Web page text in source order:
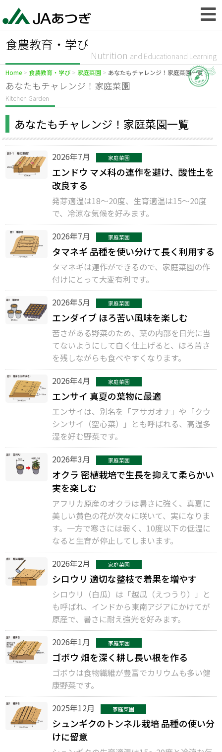
食農教育・学び
Nutrition and Educationand Learning
Home 食農教育・学び 家庭菜園 あなたもチャレンジ！家庭菜園一覧
あなたもチャレンジ！家庭菜園
Kitchen Garden
あなたもチャレンジ！家庭菜園一覧
2026年7月 家庭菜園
エンドウ マメ科の連作を避け、酸性土を
改良する
発芽適温は18～20度、生育適温は15～20度
で、冷涼な気候を好みます。
2026年7月
家庭菜園
タマネギ 品種を使い分けて長く利用する
タマネギは連作ができるので、家庭菜園の作
付けにとって大変有利です。
2026年5月
家庭菜園
エンダイブ ほろ苦い風味を楽しむ
苦さがある野菜のため、葉の内部を日光に当
てないようにして白く仕上げると、ほろ苦さ
を残しながらも食べやすくなります。
2026年4月
家庭菜園
エンサイ 真夏の葉物に最適
エンサイは、別名を「アサガオナ」や「クウ
シンサイ（空心菜）」とも呼ばれる、高温多
湿を好む野菜です。
2026年3月
家庭菜園
オクラ 密植栽培で生長を抑えて柔らかい
実を楽しむ
アフリカ原産のオクラは暑さに強く、真夏に
美しい黄色の花が次々に咲いて、実になりま
す。一方で寒さには弱く、10度以下の低温に
なると生育が停止してしまいます。
2026年2月
家庭菜園
シロウリ 適切な整枝で着果を増やす
シロウリ（白瓜）は「越瓜（えつうり）」と
も呼ばれ、インドから東南アジアにかけてが
原産で、暑さに耐え強光を好みます。
2026年1月
家庭菜園
ゴボウ 畑を深く耕し長い根を作る
ゴボウは食物繊維が豊富でカリウムも多い健
康野菜です。
2025年12月
家庭菜園
シュンギクのトンネル栽培 品種の使い分
けに留意